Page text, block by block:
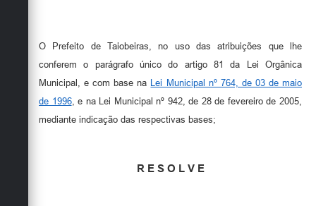
Links
Contato
O Prefeito de Taiobeiras, no uso das atribuições que lhe
conferem o parágrafo único do artigo 81 da Lei Orgânica
Municipal, e com base na Lei Municipal nº 764, de 03 de maio
de 1996, e na Lei Municipal nº 942, de 28 de fevereiro de 2005,
mediante indicação das respectivas bases;
R E S O L V E